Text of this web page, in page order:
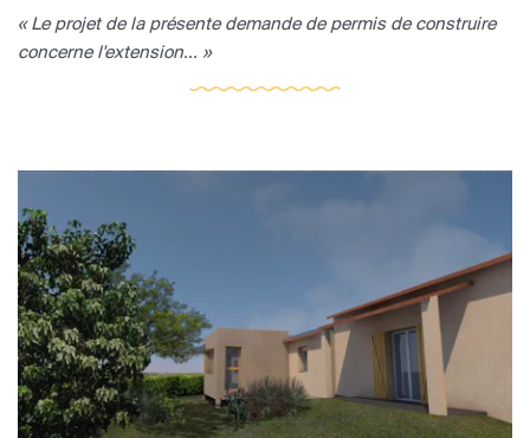
« Le projet de la présente demande de permis de construire
concerne l'extension... »